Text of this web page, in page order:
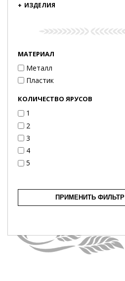
+ ИЗДЕЛИЯ
МАТЕРИАЛ
Металл
Пластик
КОЛИЧЕСТВО ЯРУСОВ
1
2
3
4
5
ПРИМЕНИТЬ ФИЛЬТР